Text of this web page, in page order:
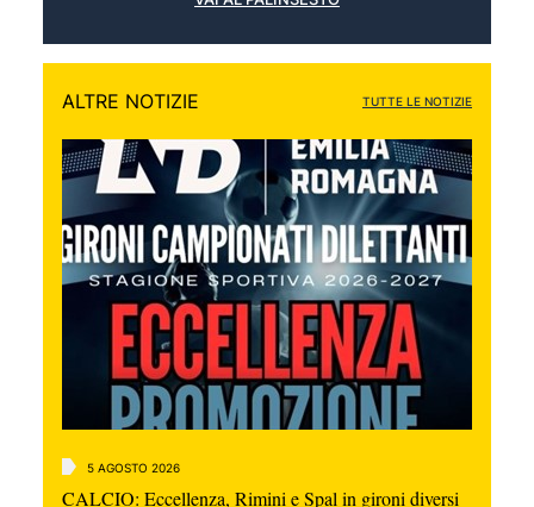
ALTRE NOTIZIE TUTTE LE NOTIZIE
5 AGOSTO 2026
CALCIO: Eccellenza, Rimini e Spal in gironi diversi